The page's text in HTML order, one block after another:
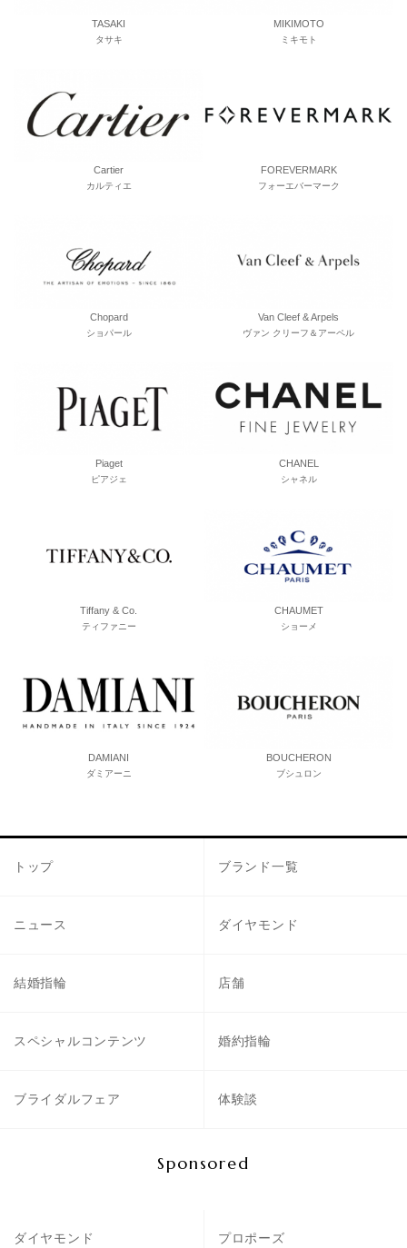
TASAKI
タサキ
MIKIMOTO
ミキモト
Cartier
カルティエ
FOREVERMARK
フォーエバーマーク
Chopard
ショパール
Van Cleef & Arpels
ヴァン クリーフ＆アーペル
Piaget
ピアジェ
CHANEL
シャネル
Tiffany & Co.
ティファニー
CHAUMET
ショーメ
DAMIANI
ダミアーニ
BOUCHERON
ブシュロン
トップ ブランド一覧
ニュース ダイヤモンド
結婚指輪 店舗
スペシャルコンテンツ 婚約指輪
ブライダルフェア 体験談
Sponsored
ダイヤモンド プロポーズ